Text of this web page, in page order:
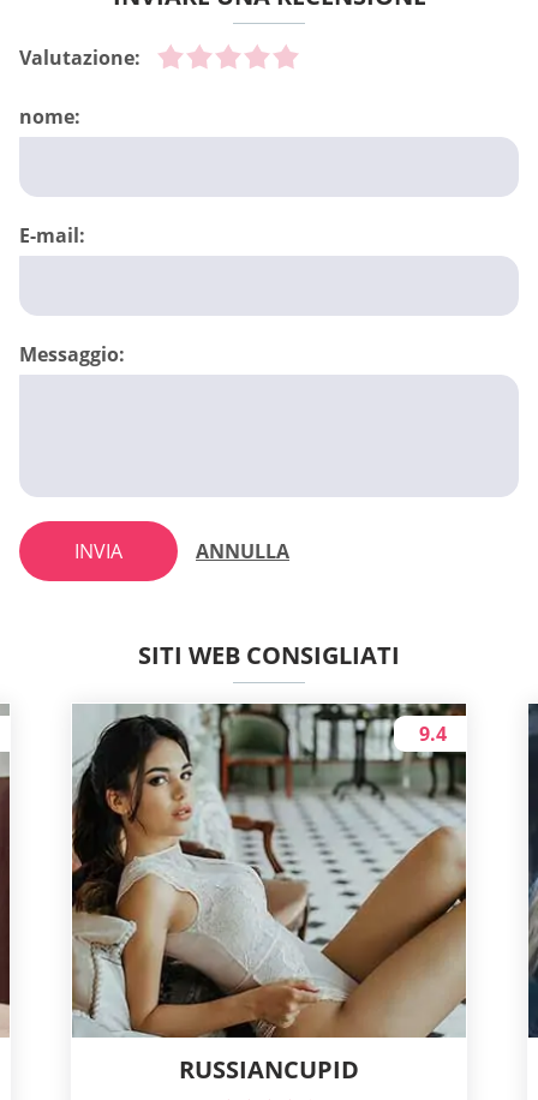
Valutazione:
nome:
E-mail:
Messaggio:
INVIA ANNULLA
SITI WEB CONSIGLIATI
RUSSIANCUPID
9.4